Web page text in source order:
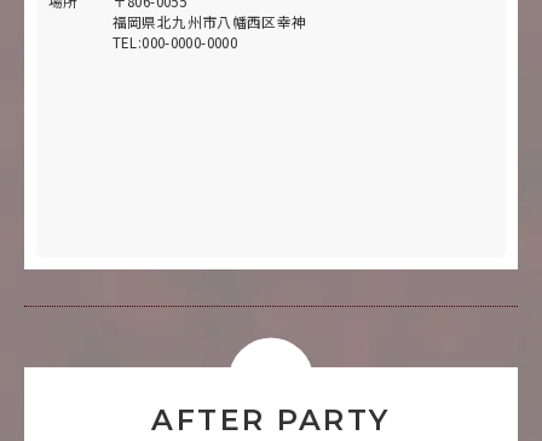
福岡県北九州市八幡西区幸神
TEL:000-0000-0000
AFTER PARTY